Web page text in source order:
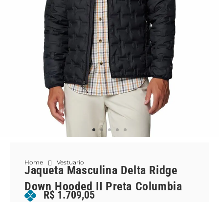
Home Vestuario
Jaqueta Masculina Delta Ridge
Down Hooded II Preta Columbia
R$ 1.709,05